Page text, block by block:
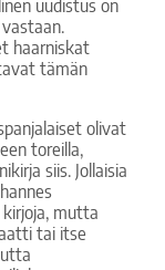
uudistus on
haarniskat
tämän
olivat
toreilla,
siis. Jollaisia
mutta
tai itse